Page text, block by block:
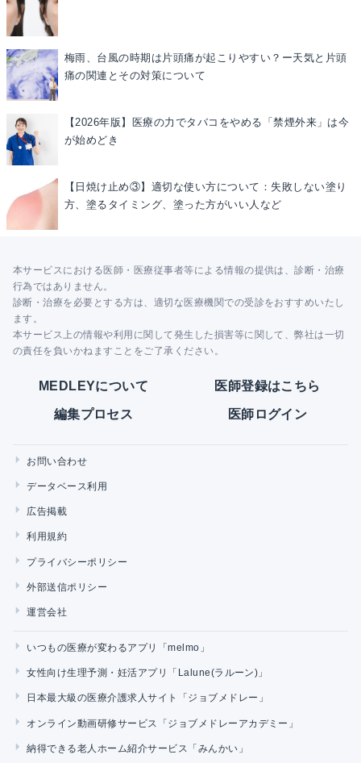
梅雨、台風の時期は片頭痛が起こりやすい？ー天気と片頭
痛の関連とその対策について
【2026年版】医療の力でタバコをやめる「禁煙外来」は今
が始めどき
【日焼け止め③】適切な使い方について：失敗しない塗り
方、塗るタイミング、塗った方がいい人など
本サービスにおける医師・医療従事者等による情報の提供は、診断・治療
行為ではありません。
診断・治療を必要とする方は、適切な医療機関での受診をおすすめいたし
ます。
本サービス上の情報や利用に関して発生した損害等に関して、弊社は一切
の責任を負いかねますことをご了承ください。
MEDLEYについて 医師登録はこちら
編集プロセス 医師ログイン
お問い合わせ
データベース利用
広告掲載
利用規約
プライバシーポリシー
外部送信ポリシー
運営会社
いつもの医療が変わるアプリ「melmo」
女性向け生理予測・妊活アプリ「Lalune(ラルーン)」
日本最大級の医療介護求人サイト「ジョブメドレー」
オンライン動画研修サービス「ジョブメドレーアカデミー」
納得できる老人ホーム紹介サービス「みんかい」